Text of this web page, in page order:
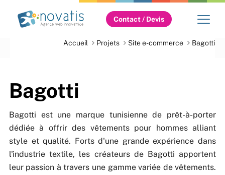
Contact / Devis
Accueil Projets Site e-commerce Bagotti
Bagotti
Bagotti est une marque tunisienne de prêt-à-porter
dédiée à offrir des vêtements pour hommes alliant
style et qualité. Forts d'une grande expérience dans
l'industrie textile, les créateurs de Bagotti apportent
leur passion à travers une gamme variée de vêtements.